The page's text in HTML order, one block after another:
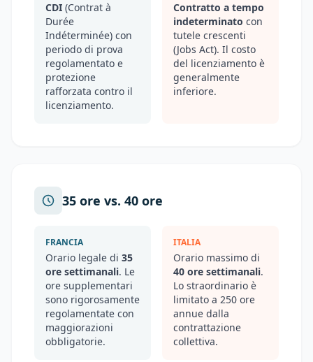
CDI (Contrat à
Durée
Indéterminée) con
periodo di prova
regolamentato e
protezione
rafforzata contro il
licenziamento.
Contratto a tempo
indeterminato con
tutele crescenti
(Jobs Act). Il costo
del licenziamento è
generalmente
inferiore.
35 ore vs. 40 ore
FRANCIA
Orario legale di 35
ore settimanali. Le
ore supplementari
sono rigorosamente
regolamentate con
maggiorazioni
obbligatorie.
ITALIA
Orario massimo di
40 ore settimanali.
Lo straordinario è
limitato a 250 ore
annue dalla
contrattazione
collettiva.